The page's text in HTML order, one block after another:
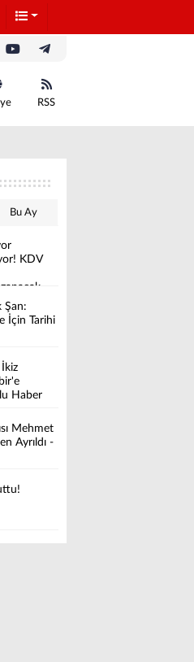
RSS
Bu Ay
KDV
Şan:
İçin Tarihi
İkiz
Haber
Mehmet
Ayrıldı -